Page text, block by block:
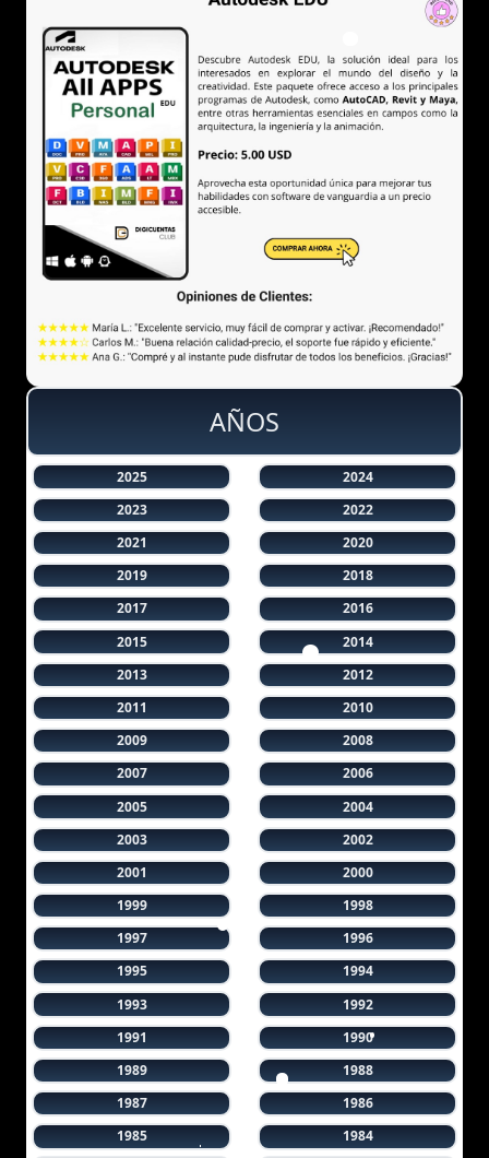
AÑOS
2025
2024
2023
2022
2021
2020
2019
2018
2017
2016
2015
2014
2013
2012
2011
2010
2009
2008
2007
2006
2005
2004
2003
2002
2001
2000
1999
1998
1997
1996
1995
1994
1993
1992
1991
1990
1989
1988
1987
1986
1985
1984